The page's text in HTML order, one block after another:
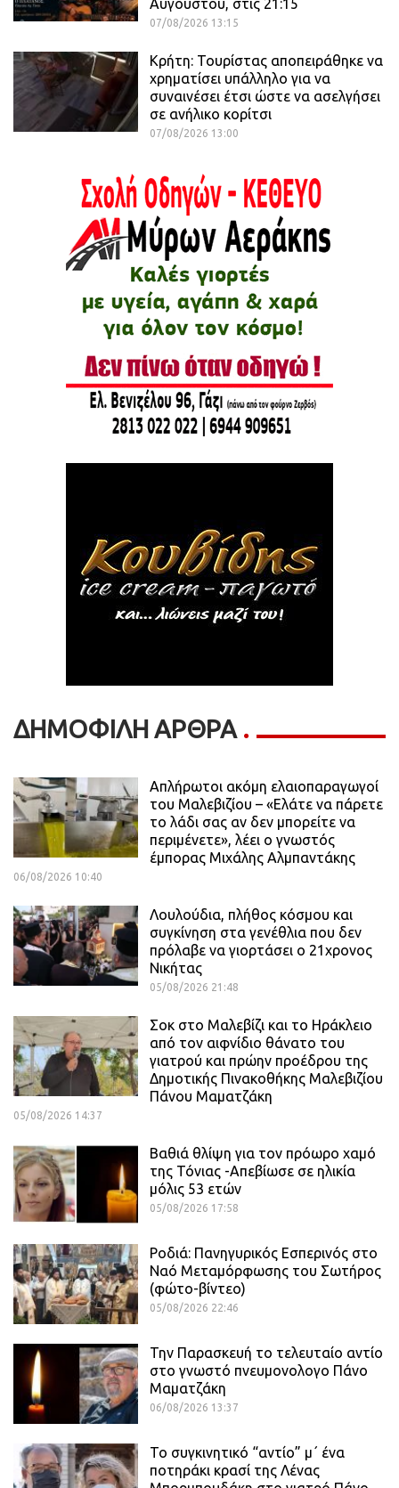
Αυγούστου, στις 21:15
07/08/2026 13:15
Κρήτη: Τουρίστας αποπειράθηκε να
χρηματίσει υπάλληλο για να
συναινέσει έτσι ώστε να ασελγήσει
σε ανήλικο κορίτσι
07/08/2026 13:00
ΔΗΜΟΦΙΛΗ ΑΡΘΡΑ
Απλήρωτοι ακόμη ελαιοπαραγωγοί
του Μαλεβιζίου – «Ελάτε να πάρετε
το λάδι σας αν δεν μπορείτε να
περιμένετε», λέει ο γνωστός
έμπορας Μιχάλης Αλμπαντάκης
06/08/2026 10:40
Λουλούδια, πλήθος κόσμου και
συγκίνηση στα γενέθλια που δεν
πρόλαβε να γιορτάσει ο 21χρονος
Νικήτας
05/08/2026 21:48
Σοκ στο Μαλεβίζι και το Ηράκλειο
από τον αιφνίδιο θάνατο του
γιατρού και πρώην προέδρου της
Δημοτικής Πινακοθήκης Μαλεβιζίου
Πάνου Μαματζάκη
05/08/2026 14:37
Βαθιά θλίψη για τον πρόωρο χαμό
της Τόνιας -Απεβίωσε σε ηλικία
μόλις 53 ετών
05/08/2026 17:58
Ροδιά: Πανηγυρικός Εσπερινός στο
Ναό Μεταμόρφωσης του Σωτήρος
(φώτο-βίντεο)
05/08/2026 22:46
Την Παρασκευή το τελευταίο αντίο
στο γνωστό πνευμονολογο Πάνο
Μαματζάκη
06/08/2026 13:37
Το συγκινητικό “αντίο” μ΄ ένα
ποτηράκι κρασί της Λένας